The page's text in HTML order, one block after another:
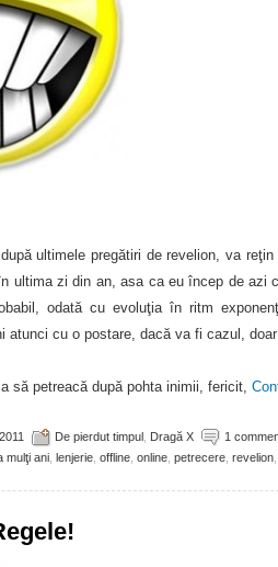
ultimele pregătiri de revelion, va
ultima zi din an, asa ca eu încep de azi
odată cu evoluţia în ritm
atunci cu o postare, dacă va fi cazul,
să petreacă după pohta inimii, fericit,
De pierdut timpul Dragă X
1
mulţi ani lenjerie offline online petrecere revelion